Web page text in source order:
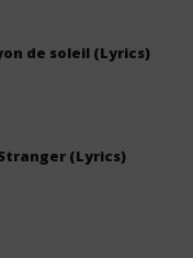
de soleil (Lyrics)
(Lyrics)